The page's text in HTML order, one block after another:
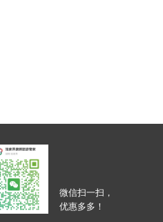
微信扫一扫，
优惠多多！